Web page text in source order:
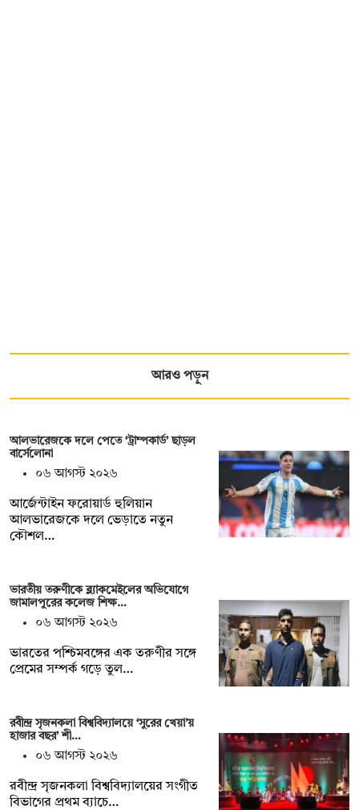
আরও পড়ুন
আলভারেজকে দলে পেতে ‘ট্রাম্পকার্ড’ ছাড়ল
বার্সেলোনা
০৬ আগস্ট ২০২৬
আর্জেন্টাইন ফরোয়ার্ড হুলিয়ান
আলভারেজকে দলে ভেড়াতে নতুন
কৌশল…
ভারতীয় তরুণীকে ব্ল্যাকমেইলের অভিযোগে
জামালপুরের কলেজ শিক্ষ…
০৬ আগস্ট ২০২৬
ভারতের পশ্চিমবঙ্গের এক তরুণীর সঙ্গে
প্রেমের সম্পর্ক গড়ে তুল…
রবীন্দ্র সৃজনকলা বিশ্ববিদ্যালয়ে ‘সুরের খেয়া’য়
হাজার বছর’ শী…
০৬ আগস্ট ২০২৬
রবীন্দ্র সৃজনকলা বিশ্ববিদ্যালয়ের সংগীত
বিভাগের প্রথম ব্যাচে…